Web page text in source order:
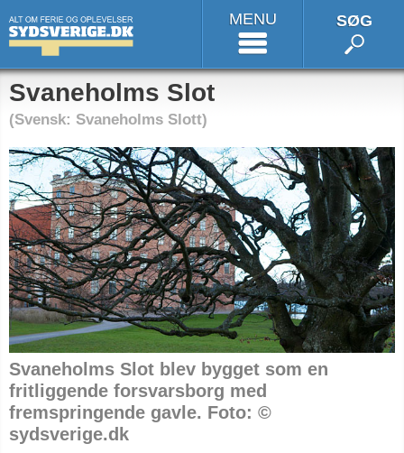
MENU SØG
Svaneholms Slot
(Svensk: Svaneholms Slott)
Svaneholms Slot blev bygget som en
fritliggende forsvarsborg med
fremspringende gavle. Foto: ©
sydsverige.dk